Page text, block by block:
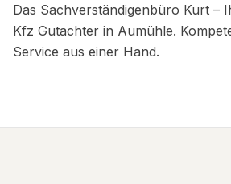
Das Sachverständigenbüro Kurt –
Kfz Gutachter in Aumühle.
Service aus einer Hand.